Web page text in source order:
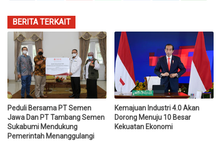
BERITA TERKAIT
Peduli Bersama PT Semen
Jawa Dan PT Tambang Semen
Sukabumi Mendukung
Pemerintah Menanggulangi
Kemajuan Industri 4.0 Akan
Dorong Menuju 10 Besar
Kekuatan Ekonomi